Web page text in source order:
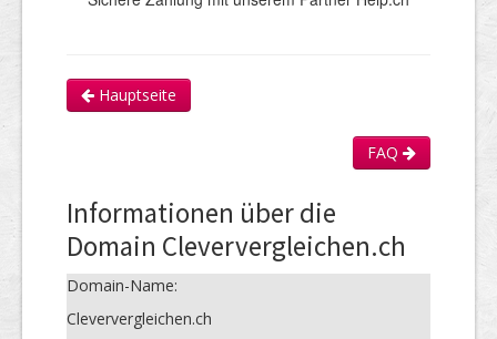
Hauptseite
FAQ
Informationen über die
Domain Cleververgleichen.ch
Domain-Name:
Cleververgleichen.ch